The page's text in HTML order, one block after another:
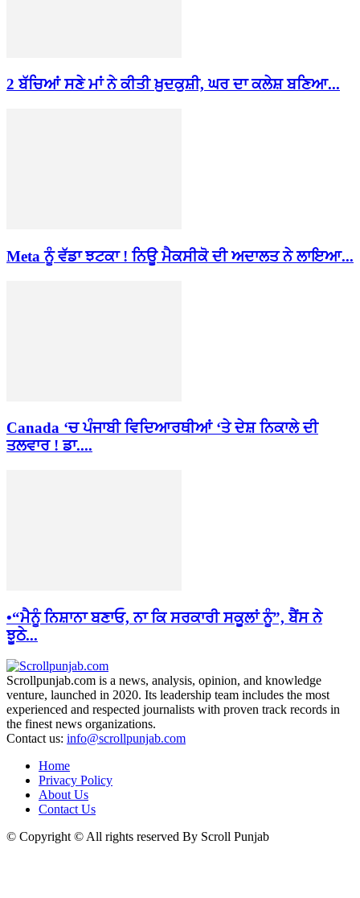
2 ਬੱਚਿਆਂ ਸਣੇ ਮਾਂ ਨੇ ਕੀਤੀ ਖ਼ੁਦਕੁਸ਼ੀ, ਘਰ ਦਾ ਕਲੇਸ਼ ਬਣਿਆ...
Meta ਨੂੰ ਵੱਡਾ ਝਟਕਾ ! ਨਿਊ ਮੈਕਸੀਕੋ ਦੀ ਅਦਾਲਤ ਨੇ ਲਾਇਆ...
Canada ‘ਚ ਪੰਜਾਬੀ ਵਿਦਿਆਰਥੀਆਂ ‘ਤੇ ਦੇਸ਼ ਨਿਕਾਲੇ ਦੀ
ਤਲਵਾਰ ! ਡਾ....
•“ਮੈਨੂੰ ਨਿਸ਼ਾਨਾ ਬਣਾਓ, ਨਾ ਕਿ ਸਰਕਾਰੀ ਸਕੂਲਾਂ ਨੂੰ”, ਬੈਂਸ ਨੇ
ਝੂਠੇ...
Scrollpunjab.com is a news, analysis, opinion, and knowledge
venture, launched in 2020. Its leadership team includes the most
experienced and respected journalists with proven track records in
the finest news organizations.
Contact us: info@scrollpunjab.com
Home
Privacy Policy
About Us
Contact Us
© Copyright © All rights reserved By Scroll Punjab